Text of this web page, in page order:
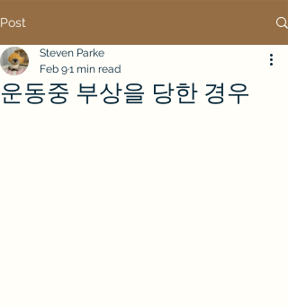
Post
운동중 부상을 당한 경우
Steven Parke
Feb 91 min read